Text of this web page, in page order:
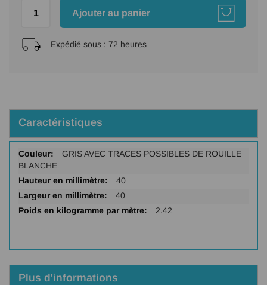
Ajouter au panier
Expédié sous : 72 heures
Caractéristiques
Plus
d'infos
GRIS AVEC TRACES POSSIBLES DE ROUILLE
BLANCHE
40
40
2.42
Plus d'informations